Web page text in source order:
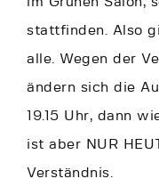
stattfinden. Also
alle. Wegen der
ändern sich die
19.15 Uhr, dann
ist aber NUR
Verständnis.